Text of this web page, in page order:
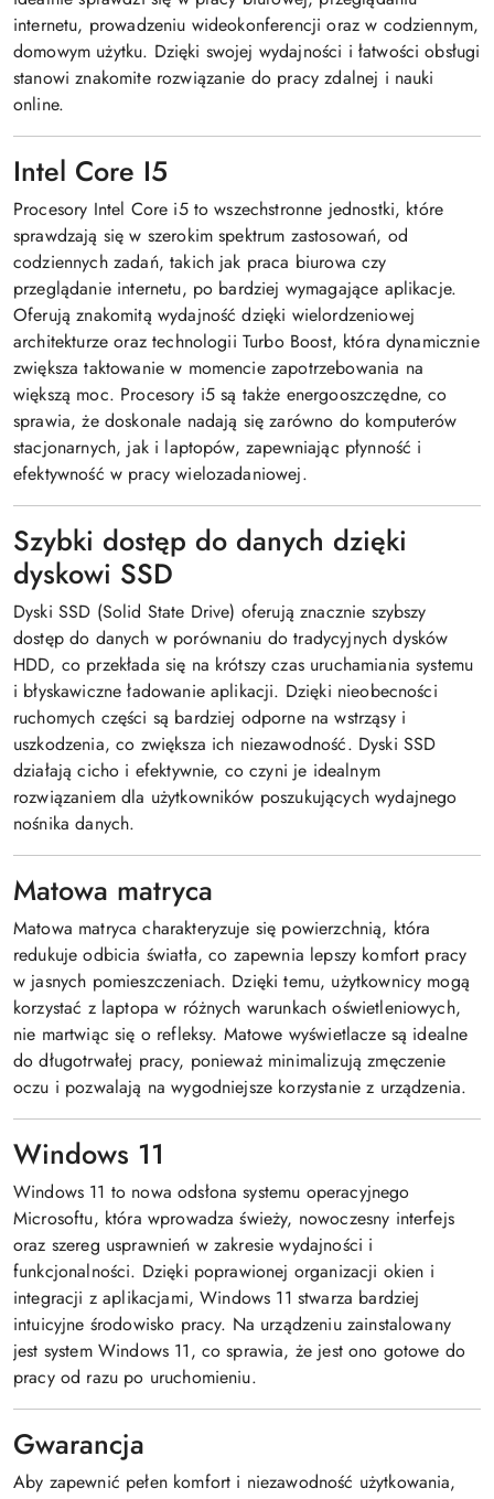
internetu, prowadzeniu wideokonferencji oraz w codziennym,
domowym użytku. Dzięki swojej wydajności i łatwości obsługi
stanowi znakomite rozwiązanie do pracy zdalnej i nauki
online.
Intel Core I5
Procesory Intel Core i5 to wszechstronne jednostki, które
sprawdzają się w szerokim spektrum zastosowań, od
codziennych zadań, takich jak praca biurowa czy
przeglądanie internetu, po bardziej wymagające aplikacje.
Oferują znakomitą wydajność dzięki wielordzeniowej
architekturze oraz technologii Turbo Boost, która dynamicznie
zwiększa taktowanie w momencie zapotrzebowania na
większą moc. Procesory i5 są także energooszczędne, co
sprawia, że doskonale nadają się zarówno do komputerów
stacjonarnych, jak i laptopów, zapewniając płynność i
efektywność w pracy wielozadaniowej.
Szybki dostęp do danych dzięki
dyskowi SSD
Dyski SSD (Solid State Drive) oferują znacznie szybszy
dostęp do danych w porównaniu do tradycyjnych dysków
HDD, co przekłada się na krótszy czas uruchamiania systemu
i błyskawiczne ładowanie aplikacji. Dzięki nieobecności
ruchomych części są bardziej odporne na wstrząsy i
uszkodzenia, co zwiększa ich niezawodność. Dyski SSD
działają cicho i efektywnie, co czyni je idealnym
rozwiązaniem dla użytkowników poszukujących wydajnego
nośnika danych.
Matowa matryca
Matowa matryca charakteryzuje się powierzchnią, która
redukuje odbicia światła, co zapewnia lepszy komfort pracy
w jasnych pomieszczeniach. Dzięki temu, użytkownicy mogą
korzystać z laptopa w różnych warunkach oświetleniowych,
nie martwiąc się o refleksy. Matowe wyświetlacze są idealne
do długotrwałej pracy, ponieważ minimalizują zmęczenie
oczu i pozwalają na wygodniejsze korzystanie z urządzenia.
Windows 11
Windows 11 to nowa odsłona systemu operacyjnego
Microsoftu, która wprowadza świeży, nowoczesny interfejs
oraz szereg usprawnień w zakresie wydajności i
funkcjonalności. Dzięki poprawionej organizacji okien i
integracji z aplikacjami, Windows 11 stwarza bardziej
intuicyjne środowisko pracy. Na urządzeniu zainstalowany
jest system Windows 11, co sprawia, że jest ono gotowe do
pracy od razu po uruchomieniu.
Gwarancja
Aby zapewnić pełen komfort i niezawodność użytkowania,